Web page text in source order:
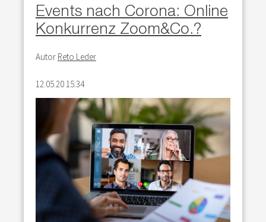
Events nach Corona: Online
Konkurrenz Zoom&Co.?
Autor Reto Leder
12.05.20 15:34